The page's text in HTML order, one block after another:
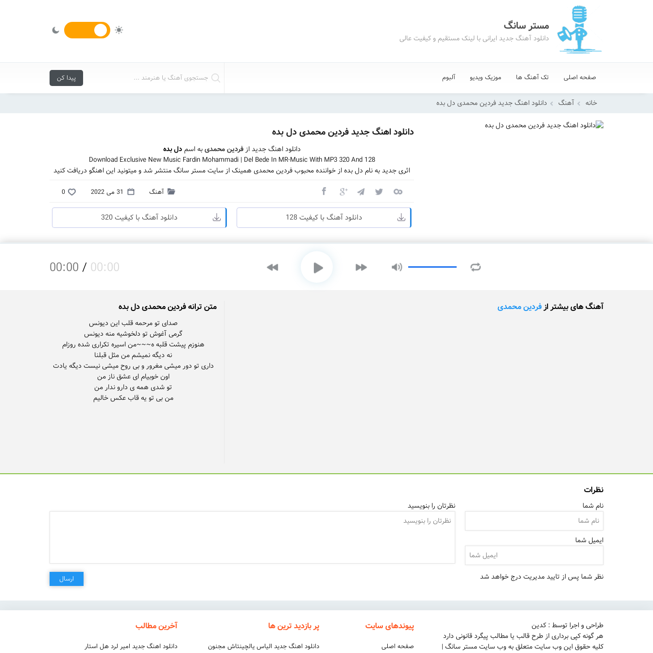
مستر سانگ
دانلود آهنگ جدید ایرانی با لینک مستقیم و کیفیت عالی
صفحه اصلی تک آهنگ ها موزیک ویدیو آلبوم
خانه آهنگ دانلود اهنگ جدید فردین محمدی دل بده
دانلود اهنگ جدید فردین محمدی دل بده
دانلود اهنگ جدید ازفردین محمدیبه اسمدل بده
Download Exclusive New Music Fardin Mohammadi | Del Bede In MR-Music With MP3 320 And 128
اثری جدید به نام دل بده از خواننده محبوب فردین محمدی همینک از سایت مستر سانگ منتشر شد و میتونید این اهنگو دریافت کنید
آهنگ 31 می 2022 0
دانلود آهنگ با کیفیت 128 دانلود آهنگ با کیفیت 320
00:00 / 00:00
آهنگ های بیشتر ازفردین محمدی متن ترانه فردین محمدی دل بده
داری تو دور میشی مغرور و بی روح میشی نیست دیگه یادت
من بی تو یه قاب عکس خالیم
نظرات
نام شما
ایمیل شما
نظرتان را بنویسید
نظر شما پس از تایید مدیریت درج خواهد شد ارسال
طراحی و اجرا توسط : کدین
هر گونه کپی برداری از طرح قالب یا مطالب پیگرد قانونی دارد
کلیه حقوق این وب سایت متعلق به وب سایت مستر سانگ |
پیوندهای سایت
صفحه اصلی
پر بازدید ترین ها
دانلود اهنگ جدید الیاس یالچینتاش مجنون
آخرین مطالب
دانلود اهنگ جدید امیر لرد هل استار